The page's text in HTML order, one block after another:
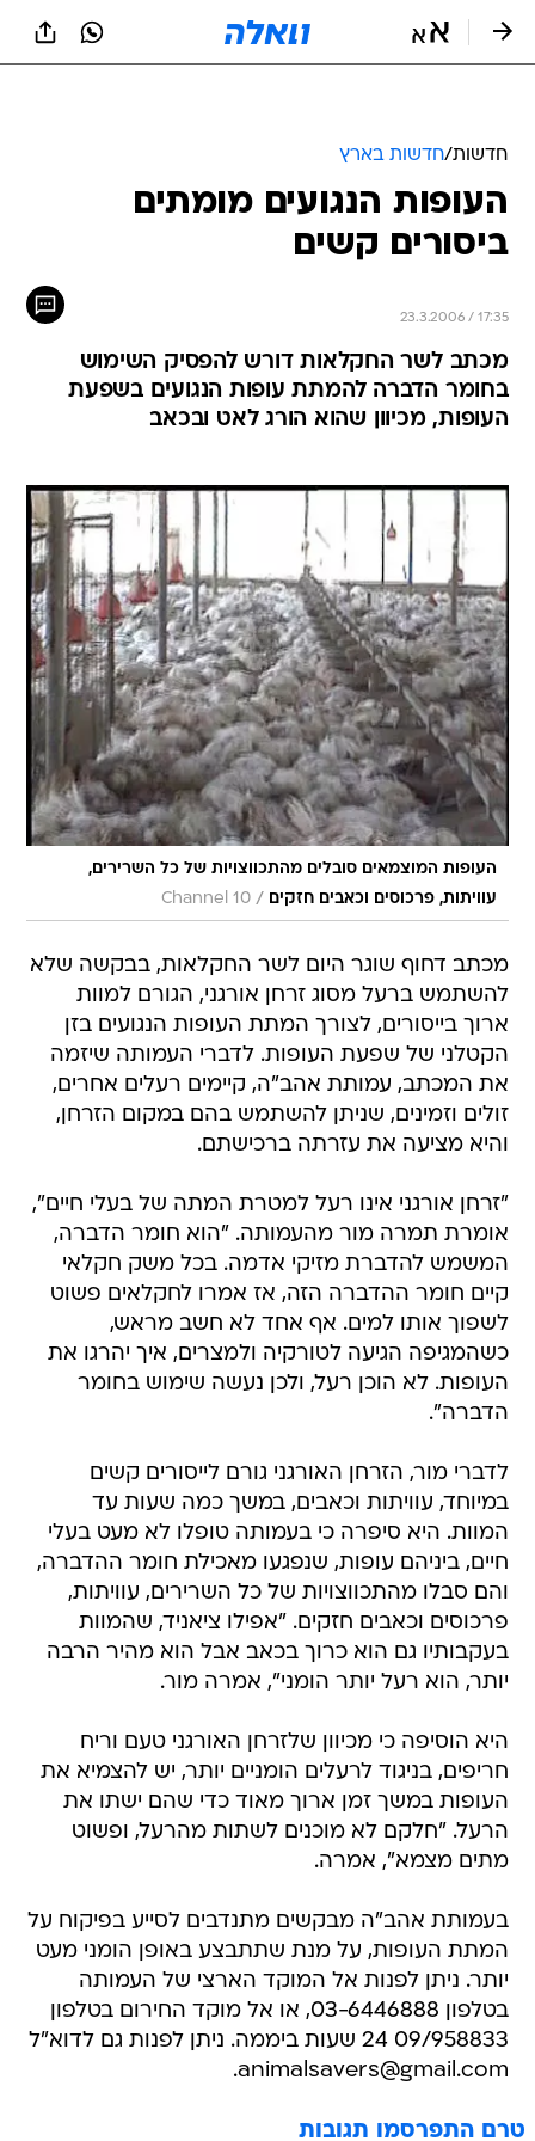
חדשות/חדשות בארץ
העופות הנגועים מומתים
ביסורים קשים
23.3.2006 / 17:35
מכתב לשר החקלאות דורש להפסיק השימוש
בחומר הדברה להמתת עופות הנגועים בשפעת
העופות, מכיוון שהוא הורג לאט ובכאב
העופות המוצמאים סובלים מהתכווצויות של כל השרירים,
עוויתות, פרכוסים וכאבים חזקים
/
Channel 10
מכתב דחוף שוגר היום לשר החקלאות, בבקשה שלא
להשתמש ברעל מסוג זרחן אורגני, הגורם למוות
ארוך בייסורים, לצורך המתת העופות הנגועים בזן
הקטלני של שפעת העופות. לדברי העמותה שיזמה
את המכתב, עמותת אהב"ה, קיימים רעלים אחרים,
זולים וזמינים, שניתן להשתמש בהם במקום הזרחן,
והיא מציעה את עזרתה ברכישתם.
"זרחן אורגני אינו רעל למטרת המתה של בעלי חיים",
אומרת תמרה מור מהעמותה. "הוא חומר הדברה,
המשמש להדברת מזיקי אדמה. בכל משק חקלאי
קיים חומר ההדברה הזה, אז אמרו לחקלאים פשוט
לשפוך אותו למים. אף אחד לא חשב מראש,
כשהמגיפה הגיעה לטורקיה ולמצרים, איך יהרגו את
העופות. לא הוכן רעל, ולכן נעשה שימוש בחומר
הדברה".
לדברי מור, הזרחן האורגני גורם לייסורים קשים
במיוחד, עוויתות וכאבים, במשך כמה שעות עד
המוות. היא סיפרה כי בעמותה טופלו לא מעט בעלי
חיים, ביניהם עופות, שנפגעו מאכילת חומר ההדברה,
והם סבלו מהתכווצויות של כל השרירים, עוויתות,
פרכוסים וכאבים חזקים. "אפילו ציאניד, שהמוות
בעקבותיו גם הוא כרוך בכאב אבל הוא מהיר הרבה
יותר, הוא רעל יותר הומני", אמרה מור.
היא הוסיפה כי מכיוון שלזרחן האורגני טעם וריח
חריפים, בניגוד לרעלים הומניים יותר, יש להצמיא את
העופות במשך זמן ארוך מאוד כדי שהם ישתו את
הרעל. "חלקם לא מוכנים לשתות מהרעל, ופשוט
מתים מצמא", אמרה.
בעמותת אהב"ה מבקשים מתנדבים לסייע בפיקוח על
המתת העופות, על מנת שתתבצע באופן הומני מעט
יותר. ניתן לפנות אל המוקד הארצי של העמותה
בטלפון 03-6446888, או אל מוקד החירום בטלפון
09/958833 24 שעות ביממה. ניתן לפנות גם לדוא"ל
animalsavers@gmail.com.
טרם התפרסמו תגובות